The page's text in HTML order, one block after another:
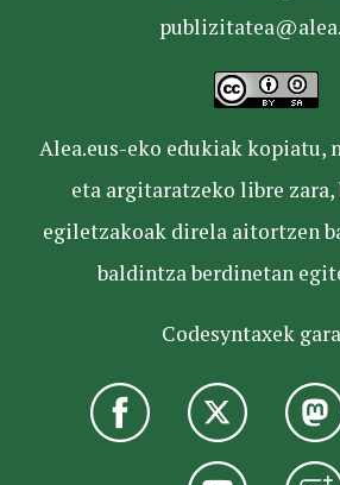
Alea.eus-eko edukiak kopiatu,
eta argitaratzeko libre zara,
egiletzakoak direla aitortzen
baldintza berdinetan
Codesyntaxek